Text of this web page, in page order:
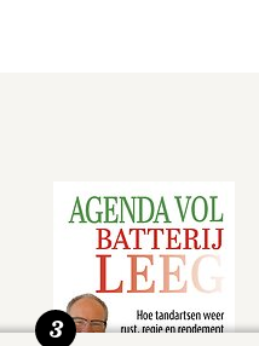
van effectief
leiderschap
3